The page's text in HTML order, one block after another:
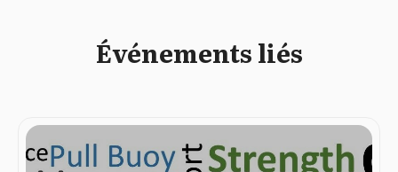
Événements liés